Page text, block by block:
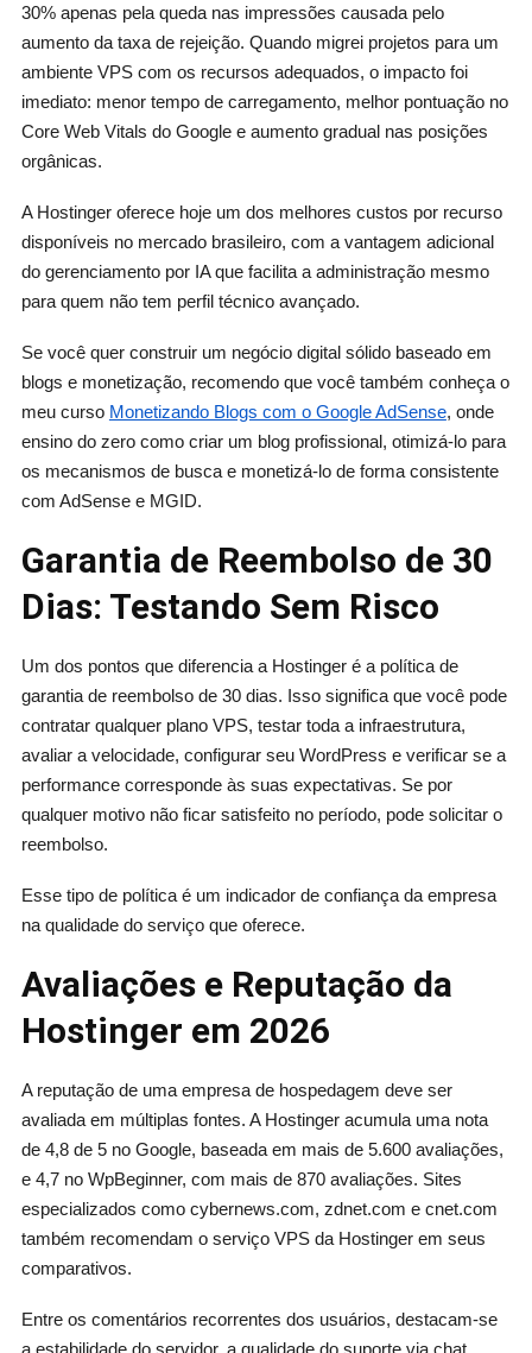
30% apenas pela queda nas impressões causada pelo
aumento da taxa de rejeição. Quando migrei projetos para um
ambiente VPS com os recursos adequados, o impacto foi
imediato: menor tempo de carregamento, melhor pontuação no
Core Web Vitals do Google e aumento gradual nas posições
orgânicas.
A Hostinger oferece hoje um dos melhores custos por recurso
disponíveis no mercado brasileiro, com a vantagem adicional
do gerenciamento por IA que facilita a administração mesmo
para quem não tem perfil técnico avançado.
Se você quer construir um negócio digital sólido baseado em
blogs e monetização, recomendo que você também conheça o
meu curso Monetizando Blogs com o Google AdSense, onde
ensino do zero como criar um blog profissional, otimizá-lo para
os mecanismos de busca e monetizá-lo de forma consistente
com AdSense e MGID.
Garantia de Reembolso de 30
Dias: Testando Sem Risco
Um dos pontos que diferencia a Hostinger é a política de
garantia de reembolso de 30 dias. Isso significa que você pode
contratar qualquer plano VPS, testar toda a infraestrutura,
avaliar a velocidade, configurar seu WordPress e verificar se a
performance corresponde às suas expectativas. Se por
qualquer motivo não ficar satisfeito no período, pode solicitar o
reembolso.
Esse tipo de política é um indicador de confiança da empresa
na qualidade do serviço que oferece.
Avaliações e Reputação da
Hostinger em 2026
A reputação de uma empresa de hospedagem deve ser
avaliada em múltiplas fontes. A Hostinger acumula uma nota
de 4,8 de 5 no Google, baseada em mais de 5.600 avaliações,
e 4,7 no WpBeginner, com mais de 870 avaliações. Sites
especializados como cybernews.com, zdnet.com e cnet.com
também recomendam o serviço VPS da Hostinger em seus
comparativos.
Entre os comentários recorrentes dos usuários, destacam-se
a estabilidade do servidor, a qualidade do suporte via chat